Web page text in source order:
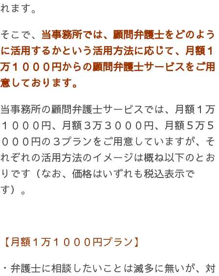
れます。
そこで、 当事務所では、顧問弁護士をどのよう
に活用するかという活用方法に応じて、月額１
万１０００円からの顧問弁護士サービスをご用
意しております。
当事務所の顧問弁護士サービスでは、月額１万
１０００円、月額３万３０００円、月額５万５
０００円の３プランをご用意していますが、そ
れぞれの活用方法のイメージは概ね以下のとお
りです（なお、価格はいずれも税込表示で
す）。
【月額１万１０００円プラン】
・弁護士に相談したいことは滅多に無いが、対